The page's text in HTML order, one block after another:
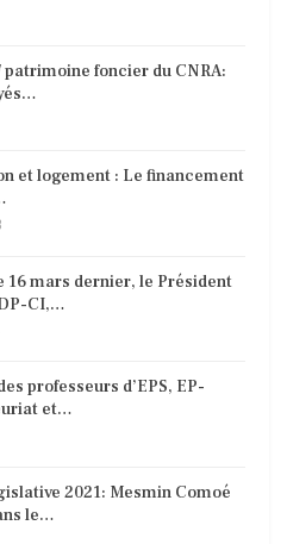
foncier du CNRA:
et logement : Le financement
16 mars dernier, le Président
CI,…
professeurs d’EPS, EP-
et…
2021: Mesmin Comoé
le…